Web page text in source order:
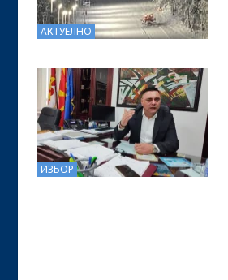
АКТУЕЛНО
ИЗБОР